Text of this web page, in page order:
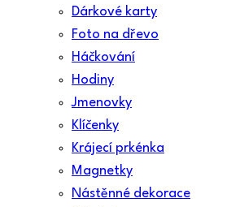
Dárkové karty
Foto na dřevo
Háčkování
Hodiny
Jmenovky
Klíčenky
Krájecí prkénka
Magnetky
Nástěnné dekorace